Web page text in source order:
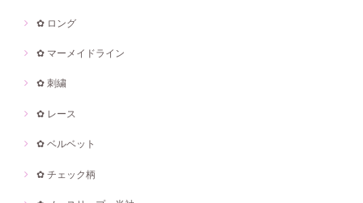
✿ ロング
✿ マーメイドライン
✿ 刺繍
✿ レース
✿ ベルベット
✿ チェック柄